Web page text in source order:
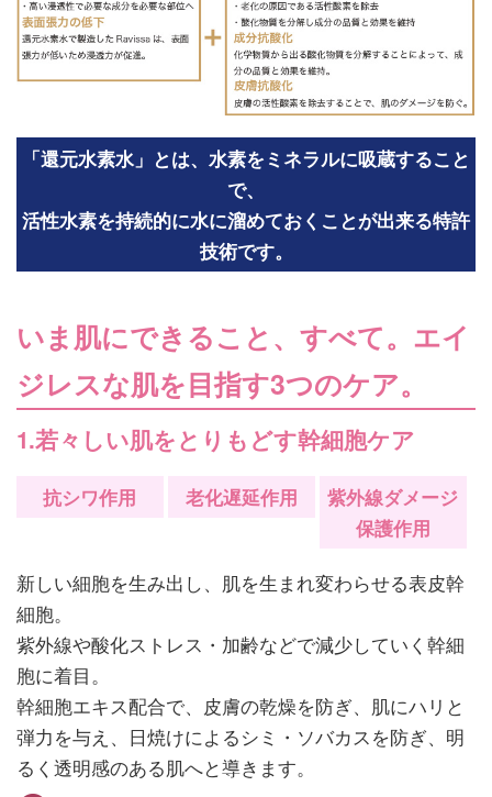
「還元水素水」とは、水素をミネラルに吸蔵すること
で、
活性水素を持続的に水に溜めておくことが出来る特許
技術です。
いま肌にできること、すべて。エイ
ジレスな肌を目指す3つのケア。
1.若々しい肌をとりもどす幹細胞ケア
抗シワ作用 老化遅延作用
紫外線ダメージ
保護作用
新しい細胞を生み出し、肌を生まれ変わらせる表皮幹
細胞。
紫外線や酸化ストレス・加齢などで減少していく幹細
胞に着目。
幹細胞エキス配合で、皮膚の乾燥を防ぎ、肌にハリと
弾力を与え、日焼けによるシミ・ソバカスを防ぎ、明
るく透明感のある肌へと導きます。